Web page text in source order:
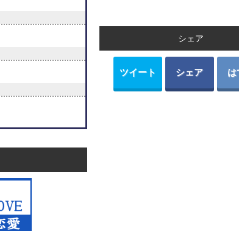
シェア
ツイート シェア は